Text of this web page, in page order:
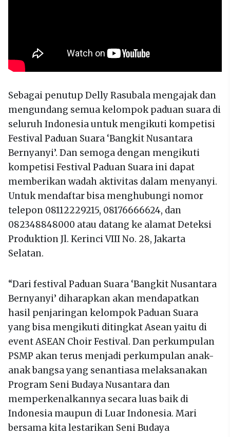
Sebagai penutup Delly Rasubala mengajak dan
mengundang semua kelompok paduan suara di
seluruh Indonesia untuk mengikuti kompetisi
Festival Paduan Suara ‘Bangkit Nusantara
Bernyanyi’. Dan semoga dengan mengikuti
kompetisi Festival Paduan Suara ini dapat
memberikan wadah aktivitas dalam menyanyi.
Untuk mendaftar bisa menghubungi nomor
telepon 08112229215, 08176666624, dan
082348848000 atau datang ke alamat Deteksi
Produktion Jl. Kerinci VIII No. 28, Jakarta
Selatan.
“Dari festival Paduan Suara ‘Bangkit Nusantara
Bernyanyi’ diharapkan akan mendapatkan
hasil penjaringan kelompok Paduan Suara
yang bisa mengikuti ditingkat Asean yaitu di
event ASEAN Choir Festival. Dan perkumpulan
PSMP akan terus menjadi perkumpulan anak-
anak bangsa yang senantiasa melaksanakan
Program Seni Budaya Nusantara dan
memperkenalkannya secara luas baik di
Indonesia maupun di Luar Indonesia. Mari
bersama kita lestarikan Seni Budaya